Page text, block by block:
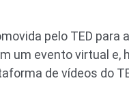
pelo TED
um evento virtual
de vídeos do